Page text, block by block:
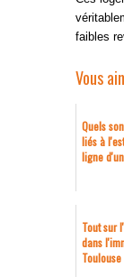
faibles
Vous
Quels
liés à
ligne
Tout sur
dans
Toulouse